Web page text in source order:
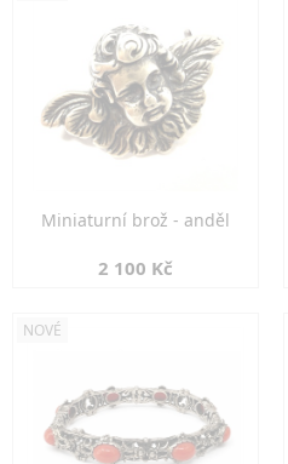
Miniaturní brož - anděl
2 100 Kč
NOVÉ